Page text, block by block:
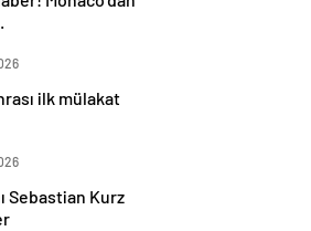
ilk mülakat
Sebastian Kurz